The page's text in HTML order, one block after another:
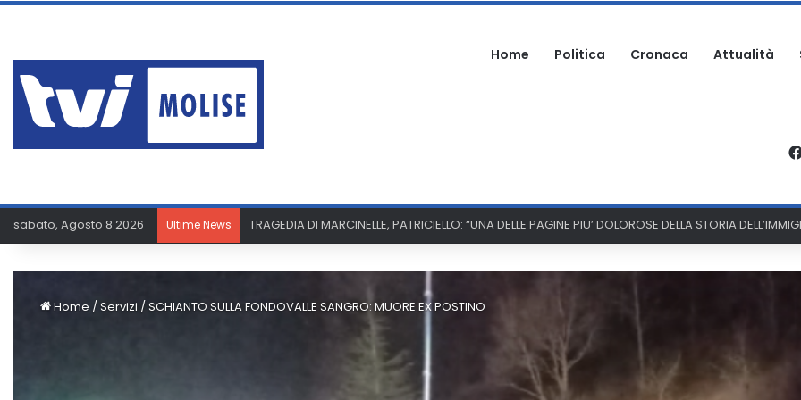
Home Politica Cronaca Attualità
sabato, Agosto 8 2026 Ultime News TRAGEDIA DI MARCINELLE, PATRICIELLO: “UNA DELLE PAGINE PIU’ DOLOROSE DELLA STORIA
Home /Servizi /SCHIANTO SULLA FONDOVALLE SANGRO: MUORE EX POSTINO